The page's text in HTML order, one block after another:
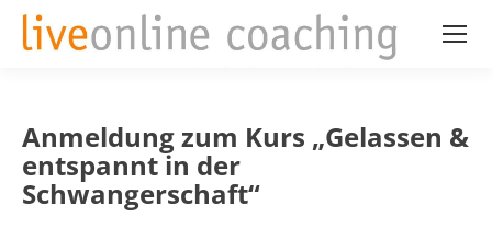
Anmeldung zum Kurs „Gelassen &
entspannt in der
Schwangerschaft“